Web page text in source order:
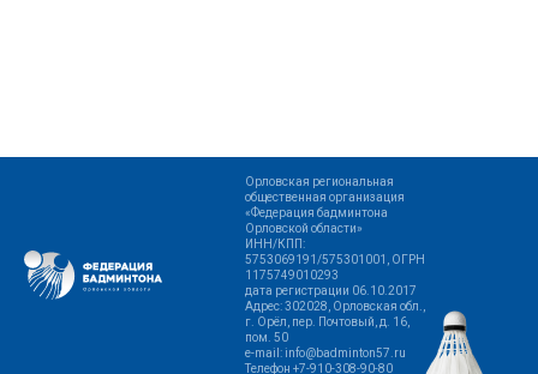
Орловская региональная
общественная организация
«Федерация бадминтона
Орловской области»
ИНН/КПП:
5753069191/575301001, ОГРН
1175749010293
дата регистрации 06.10.2017
Адрес: 302028, Орловская обл.,
г. Орёл, пер. Почтовый, д. 16,
пом. 50
e-mail: info@badminton57.ru
Телефон +7-910-308-90-80